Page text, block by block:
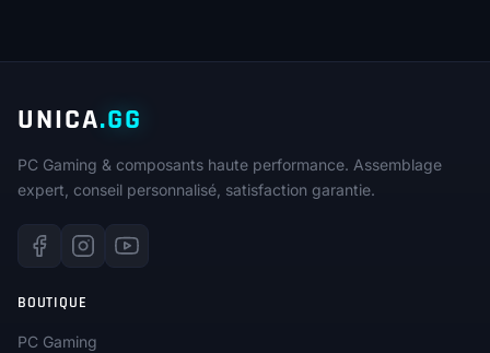
UNICA.GG
PC Gaming & composants haute performance. Assemblage
expert, conseil personnalisé, satisfaction garantie.
BOUTIQUE
PC Gaming